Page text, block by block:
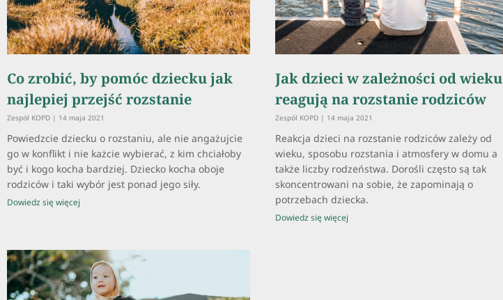
Co zrobić, by pomóc dziecku jak
najlepiej przejść rozstanie
Zespół KOPD 14 maja 2021
Powiedzcie dziecku o rozstaniu, ale nie angażujcie
go w konflikt i nie każcie wybierać, z kim chciałoby
być i kogo kocha bardziej. Dziecko kocha oboje
rodziców i taki wybór jest ponad jego siły.
Dowiedz się więcej
Jak dzieci w zależności od wieku
reagują na rozstanie rodziców
Zespół KOPD 14 maja 2021
Reakcja dzieci na rozstanie rodziców zależy od
wieku, sposobu rozstania i atmosfery w domu a
także liczby rodzeństwa. Dorośli często są tak
skoncentrowani na sobie, że zapominają o
potrzebach dziecka.
Dowiedz się więcej